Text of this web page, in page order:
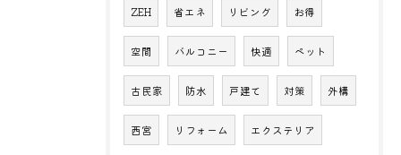
ZEH 省エネ リビング お得
空間 バルコニー 快適 ペット
古民家 防水 戸建て 対策 外構
西宮 リフォーム エクステリア